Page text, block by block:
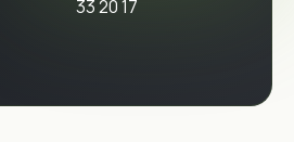
33 20 17